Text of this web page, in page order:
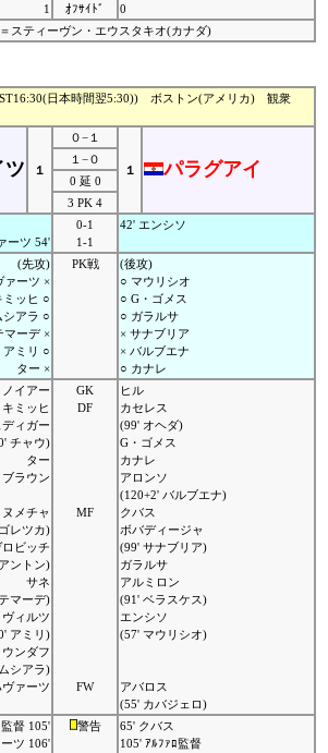
1
ｵﾌｻｲﾄﾞ
0
スティーヴン・エウスタキオ(カナダ)
日本時間翌5:30)) ボストン(アメリカ) 観衆
ツ １
０−１
１ パラグアイ
１−０
0 延 0
3 PK 4
ーツ 54'
0-1
1-1
42' エンシソ
(先攻)
ァーツ ×
ミッヒ ○
シアラ ○
マーデ ×
アミリ ○
ター ×
PK戦
(後攻)
○ マウリシオ
○ G・ゴメス
○ ガラルサ
× サナブリア
× バルブエナ
○ カナレ
ノイアー
キミッヒ
ディガー
チャウ)
ター
ブラウン
ヌメチャ
レツカ)
ロビッチ
ントン)
サネ
マーデ)
ヴィルツ
アミリ)
ウンダフ
シアラ)
ヴァーツ
GK
DF
MF
FW
ヒル
カセレス
(99' オヘダ)
G・ゴメス
カナレ
アロンソ
(120+2' バルブエナ)
クバス
ボバディージャ
(99' サナブリア)
ガラルサ
アルミロン
(91' ベラスケス)
エンシソ
(57' マウリシオ)
アバロス
(55' カバジェロ)
督 105'
ツ 106'
警告
65' クバス
105' ｱﾙﾌｧﾛ監督